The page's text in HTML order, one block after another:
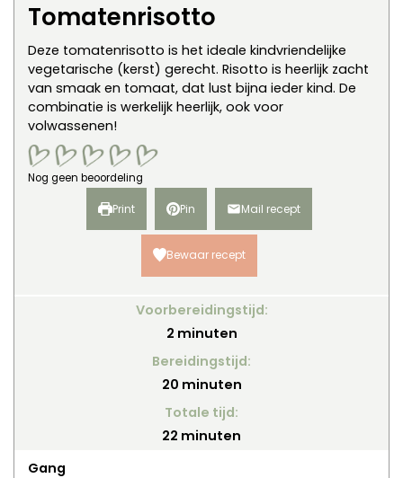
Tomatenrisotto
Deze tomatenrisotto is het ideale kindvriendelijke
vegetarische (kerst) gerecht. Risotto is heerlijk zacht
van smaak en tomaat, dat lust bijna ieder kind. De
combinatie is werkelijk heerlijk, ook voor
volwassenen!
Nog geen beoordeling
Print Pin Mail recept
Bewaar recept
Voorbereidingstijd:
2minuten
minuten
Bereidingstijd:
20minuten
minuten
Totale tijd:
22 minuten
minuten
Gang